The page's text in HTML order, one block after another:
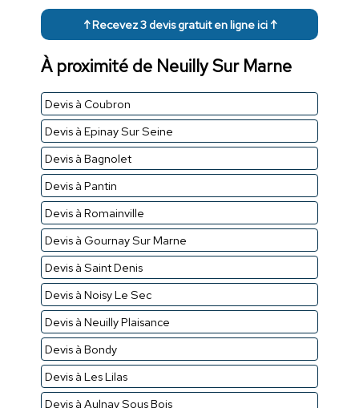
↑ Recevez 3 devis gratuit en ligne ici ↑
À proximité de Neuilly Sur Marne
Devis à Coubron
Devis à Epinay Sur Seine
Devis à Bagnolet
Devis à Pantin
Devis à Romainville
Devis à Gournay Sur Marne
Devis à Saint Denis
Devis à Noisy Le Sec
Devis à Neuilly Plaisance
Devis à Bondy
Devis à Les Lilas
Devis à Aulnay Sous Bois